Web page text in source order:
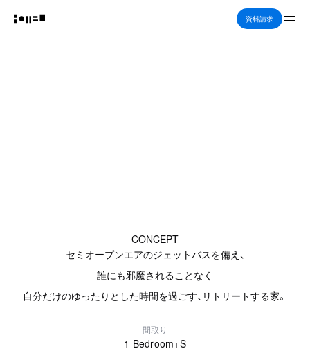
資料請求
CONCEPT
セミオープンエアのジェットバスを備え、
誰にも邪魔されることなく
自分だけのゆったりとした時間を過ごす、リトリートする家。
間取り
1 Bedroom+S